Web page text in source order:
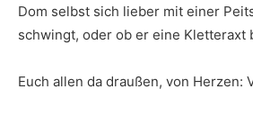
Dom selbst sich lieber mit einer
schwingt, oder ob er eine Kletteraxt
Euch allen da draußen, von Herzen: